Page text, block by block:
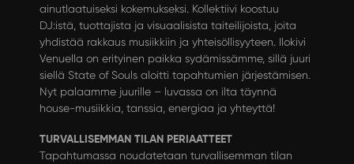
ainutlaatuiseksi kokemukseksi. Kollektiivi koostuu
DJ:istä, tuottajista ja visuaalisista taiteilijoista, joita
yhdistää rakkaus musiikkiin ja yhteisöllisyyteen. Ilokivi
Venuella on erityinen paikka sydämissämme, sillä juuri
siellä State of Souls aloitti tapahtumien järjestämisen.
Nyt palaamme juurille – luvassa on ilta täynnä
house-musiikkia, tanssia, energiaa ja yhteyttä!
TURVALLISEMMAN TILAN PERIAATTEET
Tapahtumassa noudatetaan turvallisemman tilan